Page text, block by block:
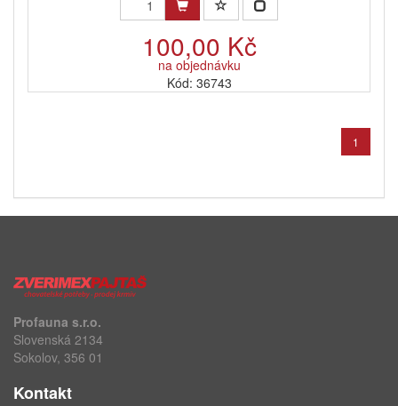
100,00 Kč
na objednávku
Kód: 36743
1
Profauna s.r.o.
Slovenská 2134
Sokolov, 356 01
Kontakt